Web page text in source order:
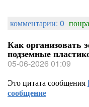
комментарии: 0
Как организовать
подземные
05-06-2026 01:09
Это цитата сообщения
сообщение